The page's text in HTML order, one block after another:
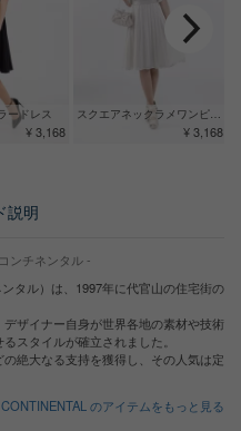
ードレス
¥ 3,168
スクエアネックラメワンピース
¥ 3,168
説明
ンチネンタル -
タル）は、1997年に代官山の住宅街の
ザイナー自身が世界各地の素材や技術
スタイルが確立されました。
絶大なる支持を獲得し、その人気は定
のアイテムをもっと見る